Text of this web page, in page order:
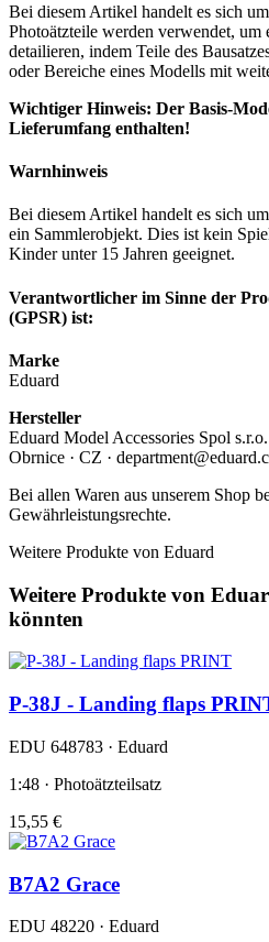
Bei diesem Artikel handelt es sich
Photoätzteile werden verwendet,
detailieren, indem Teile des
oder Bereiche eines Modells mit
Wichtiger Hinweis: Der Basis-
Lieferumfang enthalten!
Warnhinweis
Bei diesem Artikel handelt es sich
ein Sammlerobjekt. Dies ist kein
Kinder unter 15 Jahren geeignet.
Verantwortlicher im Sinne der
(GPSR) ist:
Marke
Eduard
Hersteller
Eduard Model Accessories Spol
Obrnice · CZ ·
Bei allen Waren aus unserem Shop
Gewährleistungsrechte.
Weitere Produkte von Eduard
Weitere Produkte von
könnten
P-38J - Landing flaps
EDU 648783 · Eduard
1:48 · Photoätzteilsatz
15,55 €
B7A2 Grace
EDU 48220 · Eduard